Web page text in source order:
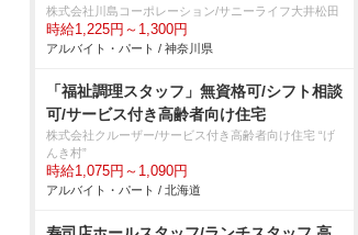
株式会社川島コーポレーション/サニーライフ大井松田
時給1,225円～1,300円
アルバイト・パート / 神奈川県
「福祉調理スタッフ」無資格可/シフト相談
可/サービス付き高齢者向け住宅
株式会社クルーザー/サービス付き高齢者向け住宅 “げ
んき村”
時給1,075円～1,090円
アルバイト・パート / 北海道